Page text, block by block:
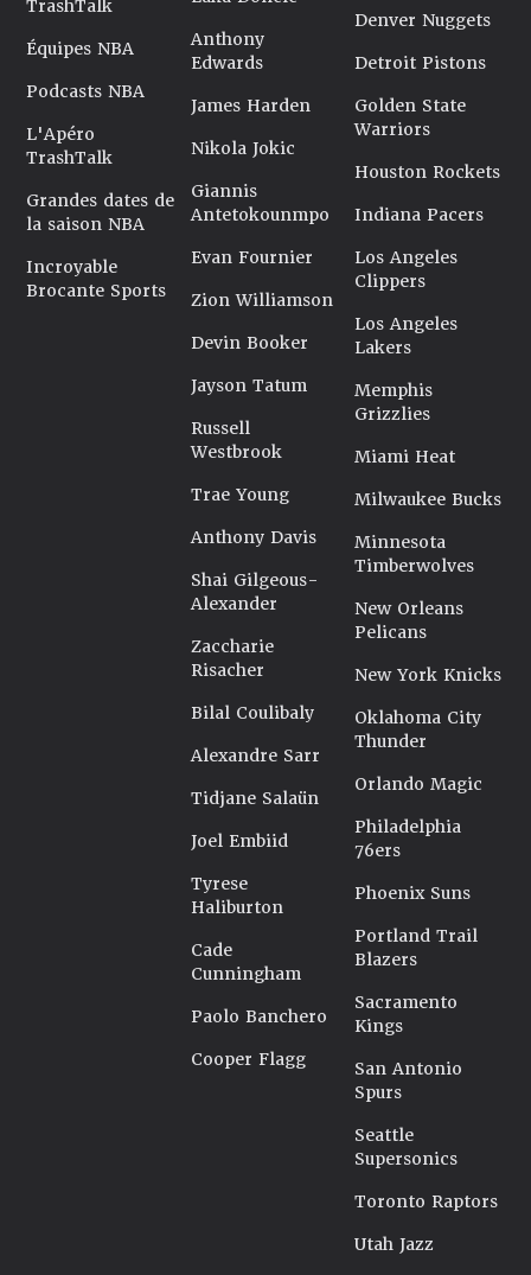
TrashTalk
Équipes NBA
Podcasts NBA
L'Apéro
TrashTalk
Grandes dates de
la saison NBA
Incroyable
Brocante Sports
Anthony
Edwards
James Harden
Nikola Jokic
Giannis
Antetokounmpo
Evan Fournier
Zion Williamson
Devin Booker
Jayson Tatum
Russell
Westbrook
Trae Young
Anthony Davis
Shai Gilgeous-
Alexander
Zaccharie
Risacher
Bilal Coulibaly
Alexandre Sarr
Tidjane Salaün
Joel Embiid
Tyrese
Haliburton
Cade
Cunningham
Paolo Banchero
Cooper Flagg
Denver Nuggets
Detroit Pistons
Golden State
Warriors
Houston Rockets
Indiana Pacers
Los Angeles
Clippers
Los Angeles
Lakers
Memphis
Grizzlies
Miami Heat
Milwaukee Bucks
Minnesota
Timberwolves
New Orleans
Pelicans
New York Knicks
Oklahoma City
Thunder
Orlando Magic
Philadelphia
76ers
Phoenix Suns
Portland Trail
Blazers
Sacramento
Kings
San Antonio
Spurs
Seattle
Supersonics
Toronto Raptors
Utah Jazz